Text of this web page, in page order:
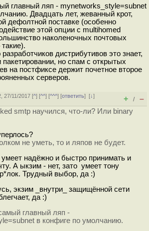
главный ляп - mynetworks_style=subnet
Двадцать лет, жеванный крот,
дефолтной поставке (особенно
этой опции с multihomed
наколеночных почтовых
дистрибутивов это знает,
пакетировании, но спам с открытых
на постфиксе держит почетное второе
серверов.
27/11/2017 [^] [^^] [^^^] [ответить][↓]
+ / –
smtp научился, что-ли? Или binary
не уметь, то и ляпов не будет.
надёжно и быстро принимать и
А ыкзим - нет, зато умеет тону
Трудный выбор, да :)
экзим _внутри_ защищённой сети
да :)
главный ляп -
в конфиге по умолчанию.